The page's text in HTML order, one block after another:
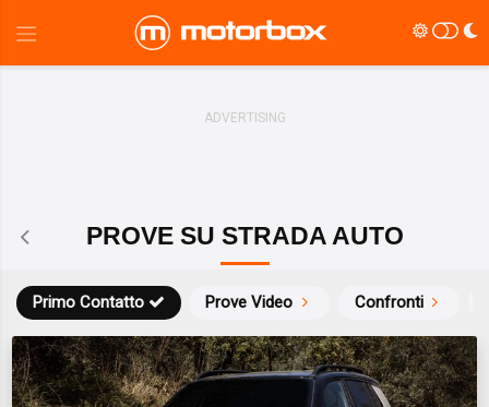
PROVE SU STRADA AUTO
Prove Video Confronti
Primo Contatto